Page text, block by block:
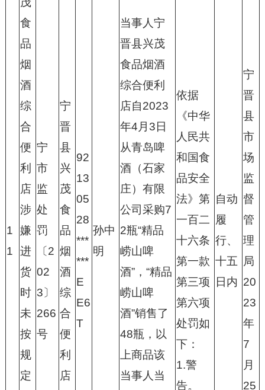
1
1
食
品
烟
酒
综
合
便
利
店
涉
嫌
进
货
时
未
按
规
定
宁
市
监
处
罚
〔2
02
3〕
266
号
宁
晋
县
兴
茂
食
品
烟
酒
综
合
便
利
店
92
13
05
28
***
***
E
E6
T
孙中
明
当事人宁
晋县兴茂
食品烟酒
综合便利
店自2023
年4月3日
从青岛啤
酒（石家
庄）有限
公司采购7
2瓶“精品
崂山啤
酒”，“精品
崂山啤
酒”销售了
48瓶，以
上商品该
当事人当
依据
《中华
人民共
和国食
品安全
法》第
一百二
十六条
第一款
第三项
第六项
处罚如
下：
1.警
告。
自动
履
行、
十五
日内
宁
晋
县
市
场
监
督
管
理
局
20
23
年
7
月
25